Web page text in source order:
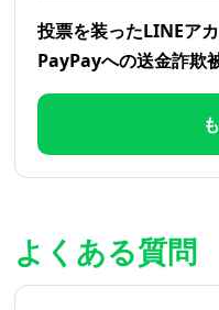
投票を装ったLINEア
PayPayへの送金詐欺
よくある質問